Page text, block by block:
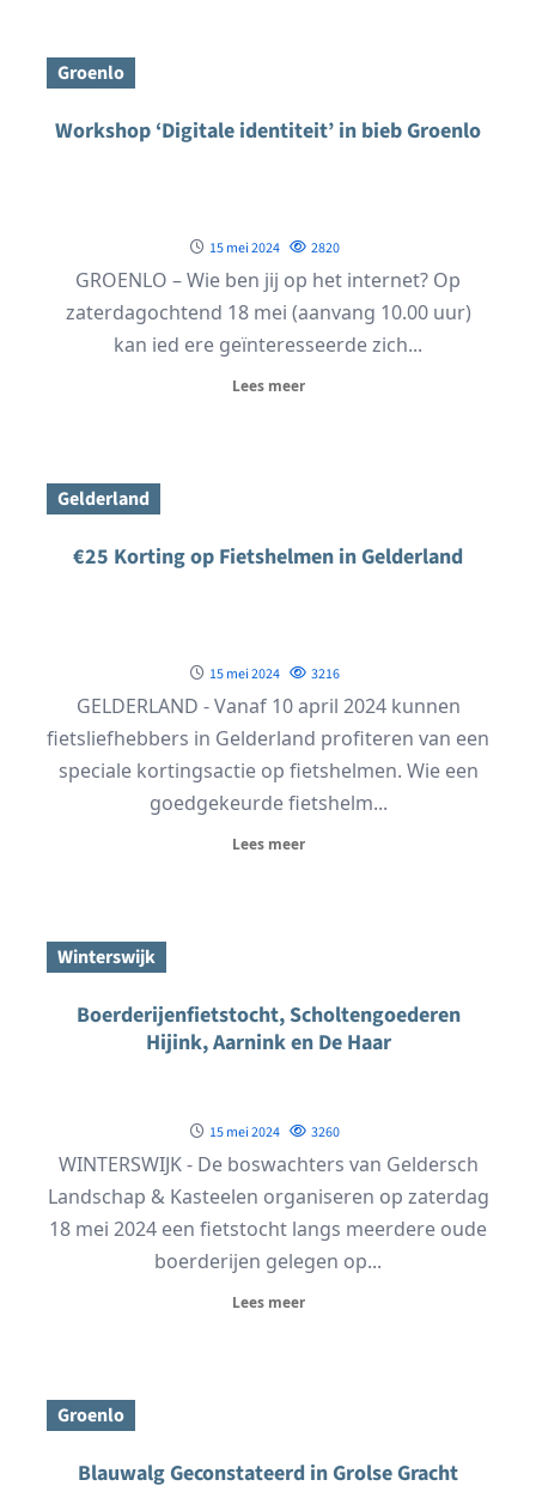
Groenlo
Workshop ‘Digitale identiteit’ in bieb Groenlo
15 mei 2024 2820
GROENLO – Wie ben jij op het internet? Op
zaterdagochtend 18 mei (aanvang 10.00 uur)
kan ied ere geïnteresseerde zich...
Lees meer
Gelderland
€25 Korting op Fietshelmen in Gelderland
15 mei 2024 3216
GELDERLAND - Vanaf 10 april 2024 kunnen
fietsliefhebbers in Gelderland profiteren van een
speciale kortingsactie op fietshelmen. Wie een
goedgekeurde fietshelm...
Lees meer
Winterswijk
Boerderijenfietstocht, Scholtengoederen
Hijink, Aarnink en De Haar
15 mei 2024 3260
WINTERSWIJK - De boswachters van Geldersch
Landschap & Kasteelen organiseren op zaterdag
18 mei 2024 een fietstocht langs meerdere oude
boerderijen gelegen op...
Lees meer
Groenlo
Blauwalg Geconstateerd in Grolse Gracht